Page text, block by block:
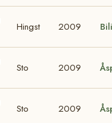
Hingst 2009
Sto 2009
Sto 2009